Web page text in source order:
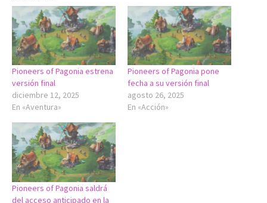
Pioneers of Pagonia estrena
versión final
diciembre 12, 2025
En «Aventura»
Pioneers of Pagonia pone
fecha a su versión final
agosto 26, 2025
En «Acción»
Pioneers of Pagonia saldrá
del acceso anticipado en la